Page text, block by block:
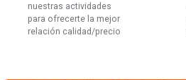
nuestras actividades
para ofrecerte la mejor
relación calidad/precio